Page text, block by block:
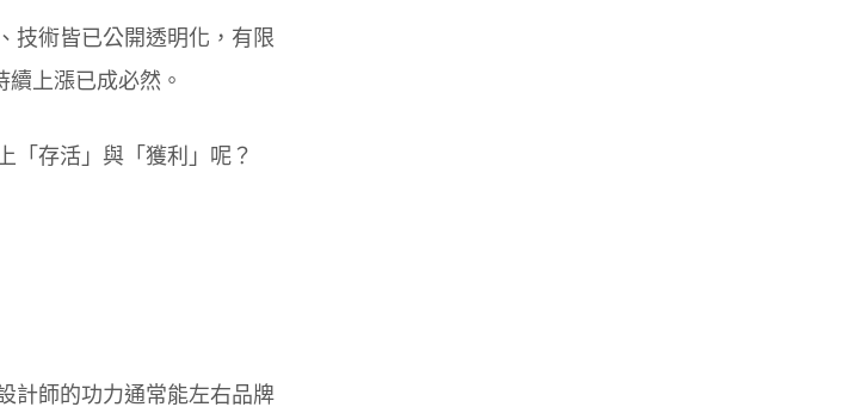
技術皆已公開透明化，有限
上漲已成必然。
「存活」與「獲利」呢？
計師的功力通常能左右品牌